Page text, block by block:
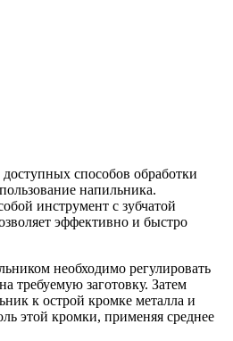
способов обработки
напильника.
инструмент с зубчатой
эффективно и быстро
необходимо регулировать
требуемую заготовку. Затем
к острой кромке металла и
этой кромки, применяя среднее